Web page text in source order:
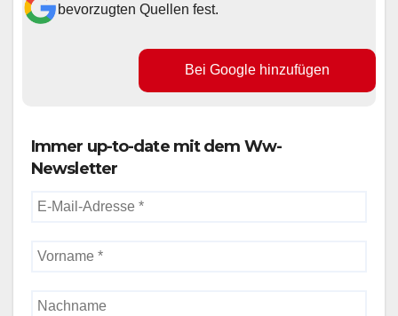
bevorzugten Quellen fest.
Bei Google hinzufügen
Immer up-to-date mit dem Ww-
Newsletter